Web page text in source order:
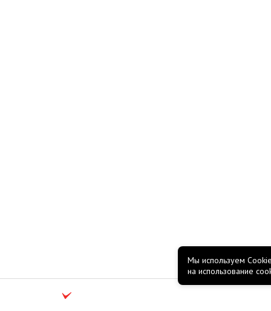
Мы используем
на использование